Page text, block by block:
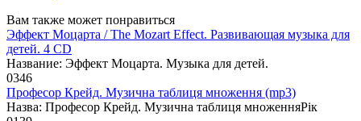
Вам также может понравиться
Эффект Моцарта / The Mozart Effect. Развивающая музыка для
детей. 4 CD
Название: Эффект Моцарта. Музыка для детей.
0346
Професор Крейд. Музична таблиця множення (mp3)
Назва: Професор Крейд. Музична таблиця множенняРік